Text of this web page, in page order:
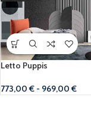
Letto Puppis
773,00€ - 969,00€